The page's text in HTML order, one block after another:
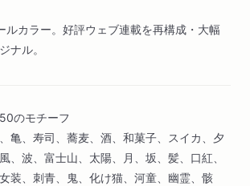
ルカラー。好評ウェブ連載を再構成・大幅
ナル。
のモチーフ
亀、寿司、蕎麦、酒、和菓子、スイカ、夕
、波、富士山、太陽、月、坂、髪、口紅、
装、刺青、鬼、化け猫、河童、幽霊、骸